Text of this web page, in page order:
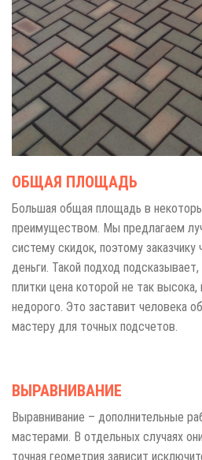
ОБЩАЯ ПЛОЩАДЬ
Большая общая площадь в
преимуществом. Мы предлагаем
систему скидок, поэтому
деньги. Такой подход
плитки цена которой не так
недорого. Это заставит человека
мастеру для точных подсчетов.
ВЫРАВНИВАНИЕ
Выравнивание – дополнительные
мастерами. В отдельных случаях
точная геометрия зависит